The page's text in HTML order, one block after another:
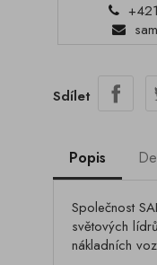
Sdílet
Popis
Společnost
světových
nákladních